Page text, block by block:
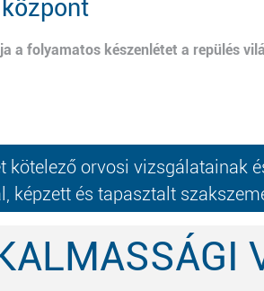
a folyamatos készenlétet a repülés
orvosi vizsgálatainak
képzett és tapasztalt